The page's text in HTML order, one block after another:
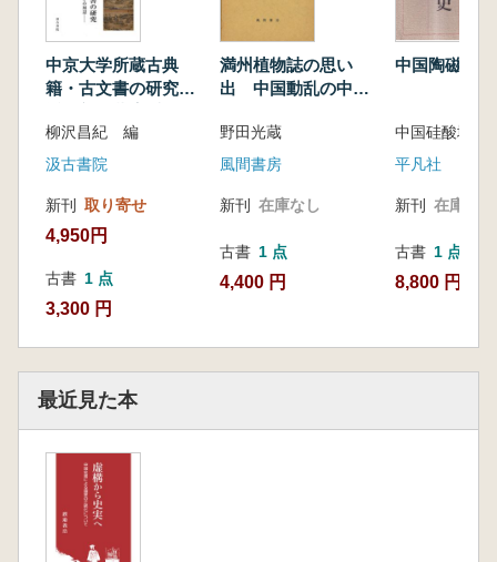
中京大学所蔵古典
籍・古文書の研究
とその周辺
柳沢昌紀 編
汲古書院
新刊 取り寄せ
4,950円
古書 1 点
3,300 円
満州植物誌の思い
出 中国動乱の中に
野田光蔵
風間書房
新刊 在庫なし
古書 1 点
4,400 円
中国陶磁通史
平凡社
新刊 在庫なし
古書 1 点
8,800 円
最近見た本